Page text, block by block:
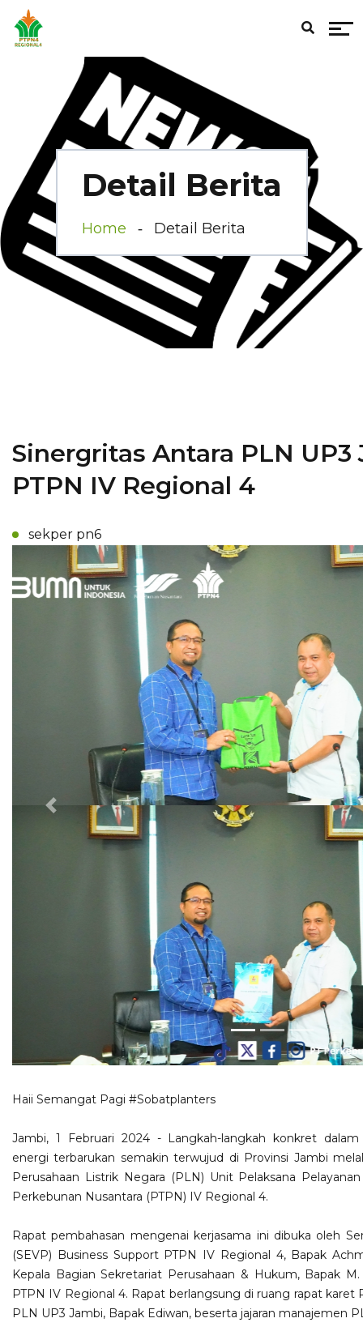
Detail Berita
Home Detail Berita
Sinergritas Antara PLN UP3
PTPN IV Regional 4
sekper pn6
Previous
Haii Semangat Pagi #Sobatplanters
Jambi, 1 Februari 2024 - Langkah-langkah konkret
energi terbarukan semakin terwujud di Provinsi Jambi
Perusahaan Listrik Negara (PLN) Unit Pelaksana
Perkebunan Nusantara (PTPN) IV Regional 4.
Rapat pembahasan mengenai kerjasama ini dibuka oleh
(SEVP) Business Support PTPN IV Regional 4, Bapak
Kepala Bagian Sekretariat Perusahaan & Hukum, Bapak
PTPN IV Regional 4. Rapat berlangsung di ruang rapat karet
PLN UP3 Jambi, Bapak Ediwan, beserta jajaran manajemen